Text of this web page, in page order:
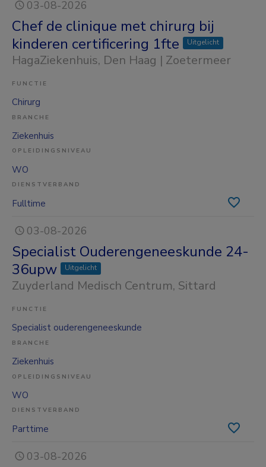
03-08-2026
Chef de clinique met chirurg bij
kinderen certificering 1fte
Uitgelicht
HagaZiekenhuis, Den Haag | Zoetermeer
FUNCTIE
Chirurg
BRANCHE
Ziekenhuis
OPLEIDINGSNIVEAU
WO
DIENSTVERBAND
Fulltime
03-08-2026
Specialist Ouderengeneeskunde 24-
36upw
Uitgelicht
Zuyderland Medisch Centrum, Sittard
FUNCTIE
Specialist ouderengeneeskunde
BRANCHE
Ziekenhuis
OPLEIDINGSNIVEAU
WO
DIENSTVERBAND
Parttime
03-08-2026